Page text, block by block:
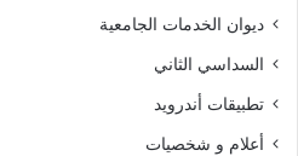
ديوان الخدمات الجامعية
السداسي الثاني
تطبيقات أندرويد
أعلام و شخصيات